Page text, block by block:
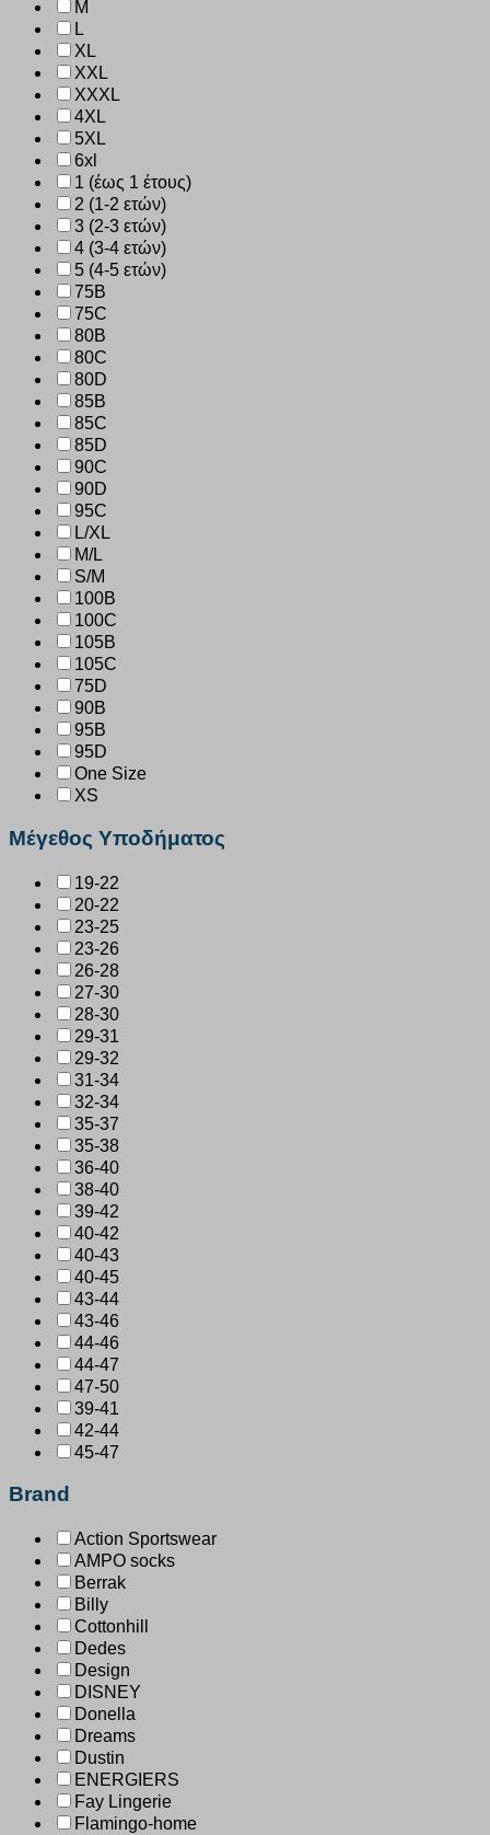
M
L
XL
XXL
XXXL
4XL
5XL
6xl
1 (έως 1 έτους)
2 (1-2 ετών)
3 (2-3 ετών)
4 (3-4 ετών)
5 (4-5 ετών)
75B
75C
80B
80C
80D
85B
85C
85D
90C
90D
95C
L/XL
M/L
S/M
100B
100C
105B
105C
75D
90B
95B
95D
One Size
XS
Μέγεθος Υποδήματος
19-22
20-22
23-25
23-26
26-28
27-30
28-30
29-31
29-32
31-34
32-34
35-37
35-38
36-40
38-40
39-42
40-42
40-43
40-45
43-44
43-46
44-46
44-47
47-50
39-41
42-44
45-47
Brand
Action Sportswear
AMPO socks
Berrak
Billy
Cottonhill
Dedes
Design
DISNEY
Donella
Dreams
Dustin
ENERGIERS
Fay Lingerie
Flamingo-home